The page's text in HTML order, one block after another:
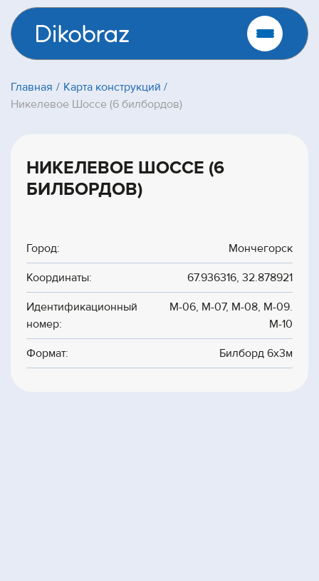
Главная
Карта конструкций
Никелевое Шоссе (6 билбордов)
НИКЕЛЕВОЕ ШОССЕ (6
БИЛБОРДОВ)
Город: Мончегорск
Координаты: 67.936316, 32.878921
Идентификационный
номер:
М-06, М-07, М-08, М-09.
М-10
Формат: Билборд 6х3м